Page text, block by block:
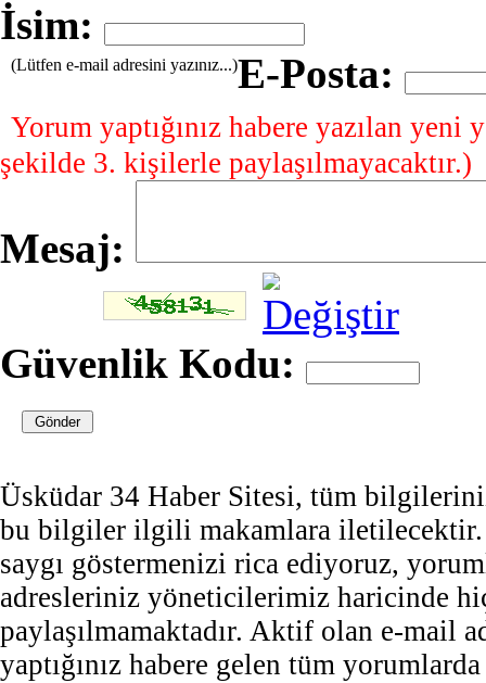
İsim:
E-Posta:
(Lütfen e-mail adresini yazınız...)
Yorum yaptığınız habere yazılan
şekilde 3. kişilerle paylaşılmayacaktır.)
Mesaj:
Güvenlik Kodu:
Üsküdar 34 Haber Sitesi, tüm
bu bilgiler ilgili makamlara iletilecektir.
saygı göstermenizi rica ediyoruz,
adresleriniz yöneticilerimiz haricinde
paylaşılmamaktadır. Aktif olan e-mail
yaptığınız habere gelen tüm